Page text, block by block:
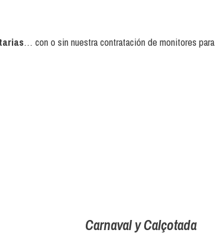
… con o sin nuestra contratación de monitores para
Carnaval y Calçotada